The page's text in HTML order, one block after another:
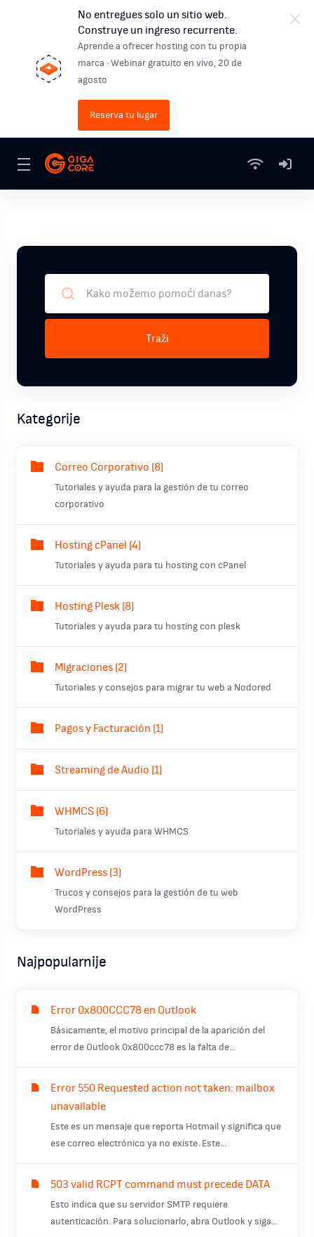
No entregues solo un sitio web.
Construye un ingreso recurrente.
Aprende a ofrecer hosting con tu propia
marca · Webinar gratuito en vivo, 20 de
agosto
Reserva tu lugar
Traži
Kategorije
Correo Corporativo (8)
Tutoriales y ayuda para la gestión de tu correo
corporativo
Hosting cPanel (4)
Tutoriales y ayuda para tu hosting con cPanel
Hosting Plesk (8)
Tutoriales y ayuda para tu hosting con plesk
MIgraciones (2)
Tutoriales y consejos para migrar tu web a Nodored
Pagos y Facturación (1)
Streaming de Audio (1)
WHMCS (6)
Tutoriales y ayuda para WHMCS
WordPress (3)
Trucos y consejos para la gestión de tu web
WordPress
Najpopularnije
Error 0x800CCC78 en Outlook
Básicamente, el motivo principal de la aparición del
error de Outlook 0x800ccc78 es la falta de...
Error 550 Requested action not taken: mailbox
unavailable
Este es un mensaje que reporta Hotmail y significa que
ese correo electrónico ya no existe. Este...
503 valid RCPT command must precede DATA
Esto indica que su servidor SMTP requiere
autenticación. Para solucionarlo, abra Outlook y siga...